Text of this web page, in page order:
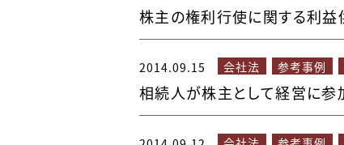
株主の権利行使に関する利益
2014.09.15 会社法 参考事例
相続人が株主として経営に参